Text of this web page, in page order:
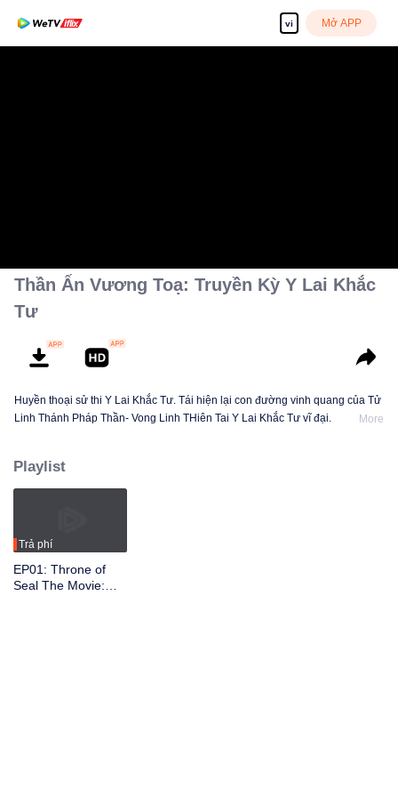
vi Mở APP
Thần Ấn Vương Toạ: Truyền Kỳ Y Lai Khắc
Tư
Huyền thoại sử thi Y Lai Khắc Tư. Tái hiện lại con đường vinh quang của Tử
Linh Thánh Pháp Thần- Vong Linh THiên Tai Y Lai Khắc Tư vĩ đại.
More
Playlist
Trả phí
EP01: Throne of
Seal The Movie: